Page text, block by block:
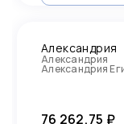
Александрия
Александрия
Александрия
76 262,75 ₽